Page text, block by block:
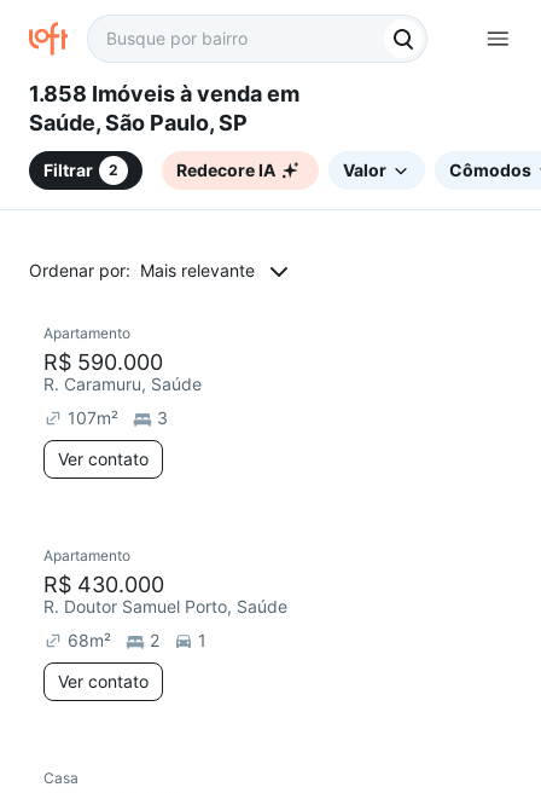
1.858 Imóveis à venda em
Saúde, São Paulo, SP
Filtrar 2 Redecore IA Valor Cômodos
Ordenar por: Mais relevante
Redecorar
Apartamento
R$ 590.000
R. Caramuru, Saúde
107m²
3
Ver contato
Redecorar
Apartamento
R$ 430.000
R. Doutor Samuel Porto, Saúde
68m² 2
1
Ver contato
Casa